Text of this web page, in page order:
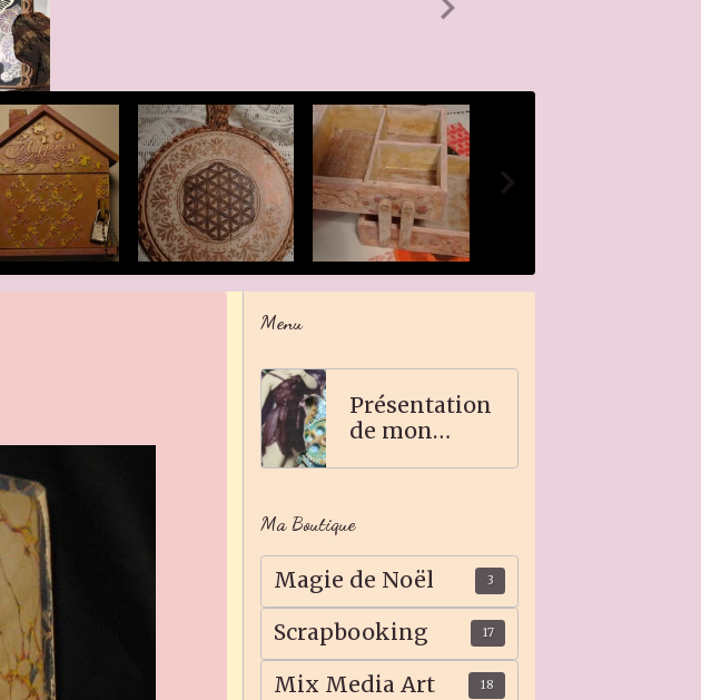
Menu
Présentation
de mon
Ma Boutique
Magie de Noël 3
Scrapbooking 17
Mix Media Art 18